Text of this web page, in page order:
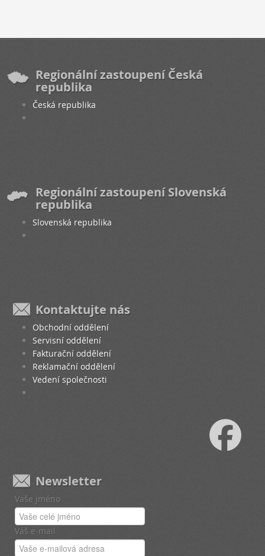
Regionální zastoupení Česká
republika
Česká republika
Regionální zastoupení Slovenská
republika
Slovenská republika
Kontaktujte nás
Obchodní oddělení
Servisní oddělení
Fakturační oddělení
Reklamační oddělení
Vedení společnosti
Newsletter
Vaše jméno
Váš e-mail